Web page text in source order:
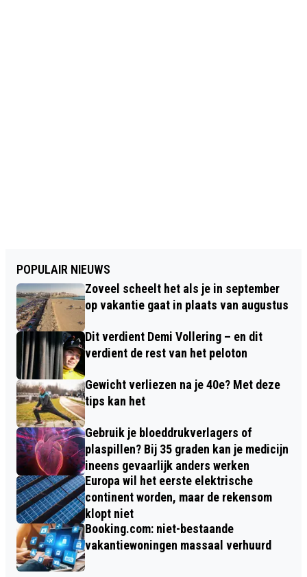
POPULAIR NIEUWS
Zoveel scheelt het als je in september
op vakantie gaat in plaats van augustus
Dit verdient Demi Vollering – en dit
verdient de rest van het peloton
Gewicht verliezen na je 40e? Met deze
tips kan het
Gebruik je bloeddrukverlagers of
plaspillen? Bij 35 graden kan je medicijn
ineens gevaarlijk anders werken
Europa wil het eerste elektrische
continent worden, maar de rekensom
klopt niet
Booking.com: niet-bestaande
vakantiewoningen massaal verhuurd